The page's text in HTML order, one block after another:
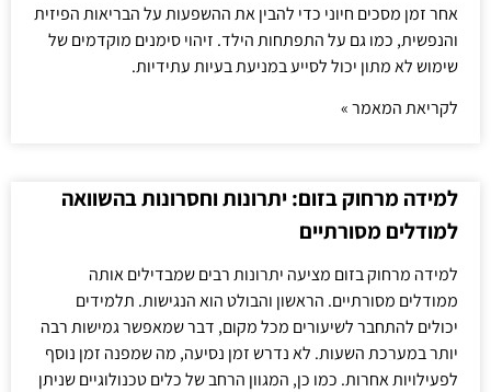
אחר זמן מסכים חיוני כדי להבין את ההשפעות על הבריאות הפיזית
והנפשית, כמו גם על התפתחות הילד. זיהוי סימנים מוקדמים של
שימוש לא מתון יכול לסייע במניעת בעיות עתידיות.
לקריאת המאמר »
למידה מרחוק בזום: יתרונות וחסרונות בהשוואה
למודלים מסורתיים
למידה מרחוק בזום מציעה יתרונות רבים שמבדילים אותה
ממודלים מסורתיים. הראשון והבולט הוא הנגישות. תלמידים
יכולים להתחבר לשיעורים מכל מקום, דבר שמאפשר גמישות רבה
יותר במערכת השעות. לא נדרש זמן נסיעה, מה שמפנה זמן נוסף
לפעילויות אחרות. כמו כן, המגוון הרחב של כלים טכנולוגיים שניתן